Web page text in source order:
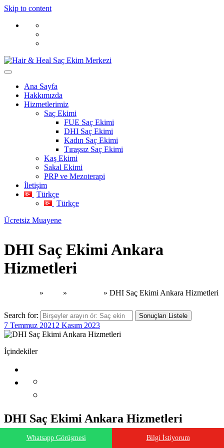
Skip to content
Ana Sayfa
Hakkımızda
Hizmetlerimiz
Saç Ekimi
FUE Saç Ekimi
DHI Saç Ekimi
Kadın Saç Ekimi
Tıraşsız Saç Ekimi
Kaş Ekimi
Sakal Ekimi
PRP ve Mezoterapi
İletişim
Türkçe
Türkçe
Ücretsiz Muayene
DHI Saç Ekimi Ankara
Hizmetleri
» » » DHI Saç Ekimi Ankara Hizmetleri
Search for: Sonuçları Listele
7 Temmuz 2021 2 Kasım 2023
İçindekiler
DHI Saç Ekimi Ankara Hizmetleri
DHI Saç Ekimi Ankara Hizmetleri. Saç ekimi işlemlerinde
Whatsapp Görüşmesi Bilgi İstiyorum